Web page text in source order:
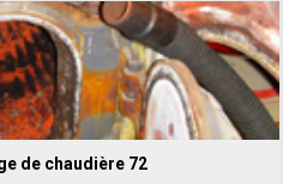
de chaudière 72